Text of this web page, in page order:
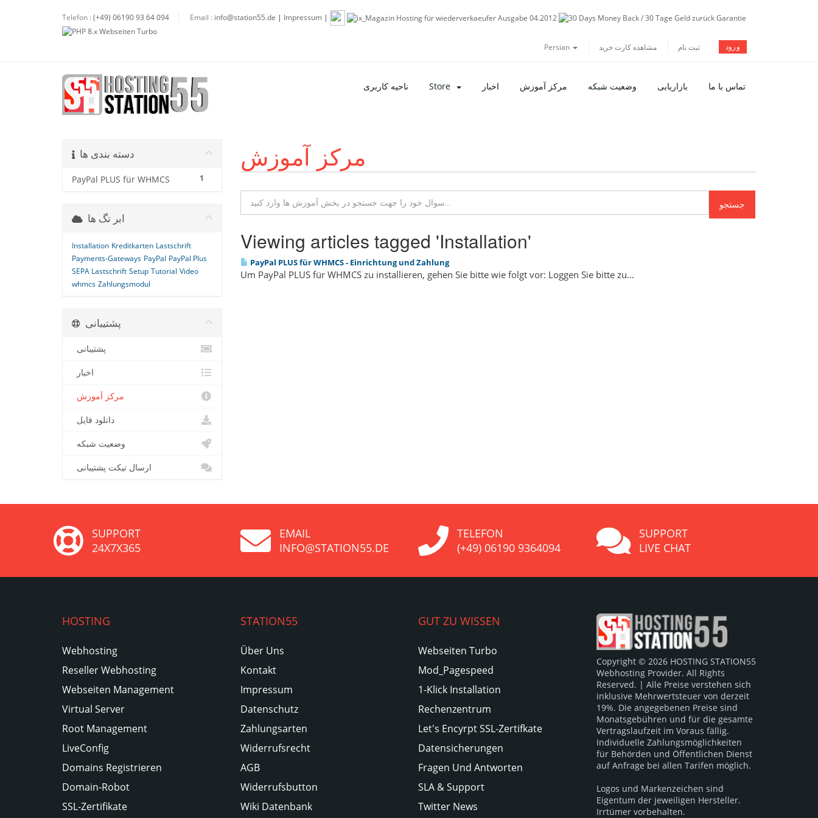
Telefon : (+49) 06190 93 64 094 Email : info@station55.de | Impressum |
Persian مشاهده کارت خرید ثبت نام ورود
ناحیه کاربری Store اخبار مرکز آموزش وضعیت شبکه بازاریابی تماس با ما
مرکز آموزش دسته بندی ها
1
PayPal PLUS für WHMCS
Viewing articles tagged 'Installation'
PayPal PLUS für WHMCS - Einrichtung und Zahlung
Um PayPal PLUS für WHMCS zu installieren, gehen Sie bitte wie folgt vor: Loggen Sie bitte zu...
ابر تگ ها
Installation Kreditkarten Lastschrift
Payments-Gateways PayPal PayPal Plus
SEPA Lastschrift Setup Tutorial Video
whmcs Zahlungsmodul
پشتیبانی
پشتیبانی
اخبار
مرکز آموزش
دانلود فایل
وضعیت شبکه
ارسال تیکت پشتیبانی
SUPPORT
24X7X365
EMAIL
INFO@STATION55.DE
TELEFON
(+49) 06190 9364094
SUPPORT
LIVE CHAT
HOSTING
Webhosting
Reseller Webhosting
Webseiten Management
Virtual Server
Root Management
LiveConfig
Domains Registrieren
Domain-Robot
SSL-Zertifikate
STATION55
Über Uns
Kontakt
Impressum
Datenschutz
Zahlungsarten
Widerrufsrecht
AGB
Widerrufsbutton
Wiki Datenbank
GUT ZU WISSEN
Webseiten Turbo
Mod_Pagespeed
1-Klick Installation
Rechenzentrum
Let's Encyrpt SSL-Zertifkate
Datensicherungen
Fragen Und Antworten
SLA & Support
Twitter News
Copyright © 2026 HOSTING STATION55
Webhosting Provider. All Rights
Reserved. | Alle Preise verstehen sich
inklusive Mehrwertsteuer von derzeit
19%. Die angegebenen Preise sind
Monatsgebühren und für die gesamte
Vertragslaufzeit im Voraus fällig.
Individuelle Zahlungsmöglichkeiten
für Behörden und Öffentlichen Dienst
auf Anfrage bei allen Tarifen möglich.
Logos und Markenzeichen sind
Eigentum der jeweiligen Hersteller.
Irrtümer vorbehalten.